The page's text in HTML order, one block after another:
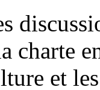
charte
et